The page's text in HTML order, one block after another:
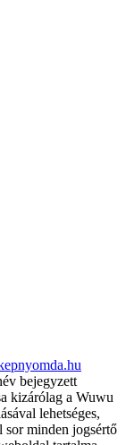
bejegyzett
kizárólag a Wuwu
lehetséges,
sor minden jogsértő